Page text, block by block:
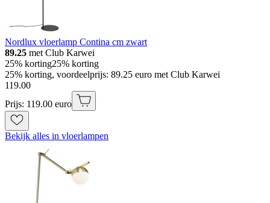
Nordlux vloerlamp Contina cm zwart
89.25 met Club Karwei
25% korting25% korting
25% korting, voordeelprijs: 89.25 euro met Club Karwei
119.00
Prijs: 119.00 euro
Bekijk alles in vloerlampen